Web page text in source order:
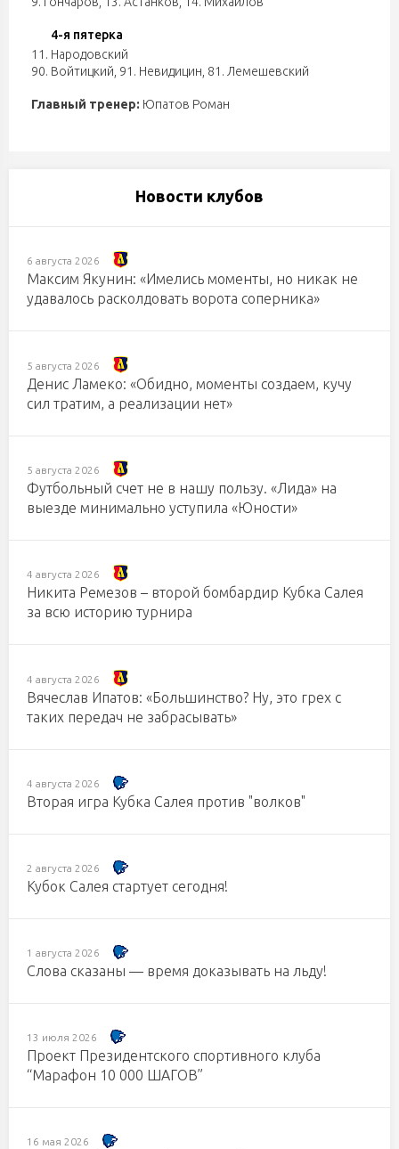
4-я пятерка
11. Народовский
90. Войтицкий 91. Невидицин 81. Лемешевский
Главный тренер: Юпатов Роман
Новости клубов
6 августа 2026
Максим Якунин: «Имелись моменты, но никак не
удавалось расколдовать ворота соперника»
5 августа 2026
Денис Ламеко: «Обидно, моменты создаем, кучу
сил тратим, а реализации нет»
5 августа 2026
Футбольный счет не в нашу пользу. «Лида» на
выезде минимально уступила «Юности»
4 августа 2026
Никита Ремезов – второй бомбардир Кубка Салея
за всю историю турнира
4 августа 2026
Вячеслав Ипатов: «Большинство? Ну, это грех с
таких передач не забрасывать»
4 августа 2026
Вторая игра Кубка Салея против "волков"
2 августа 2026
Кубок Салея стартует сегодня!
1 августа 2026
Слова сказаны — время доказывать на льду!
13 июля 2026
Проект Президентского спортивного клуба
“Марафон 10 000 ШАГОВ”
16 мая 2026